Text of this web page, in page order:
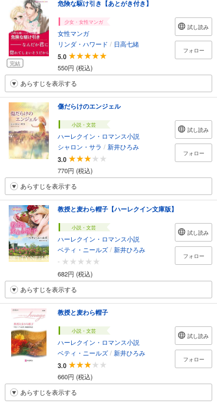
完結
危険な駆け引き【あとがき付き】
少女・女性マンガ
女性マンガ
リンダ・ハワード / 日高七緒
5.0
550円 (税込)
試し読み
フォロー
あらすじを表示する
傷だらけのエンジェル
小説・文芸
ハーレクイン・ロマンス小説
シャロン・サラ / 新井ひろみ
3.0
770円 (税込)
試し読み
フォロー
あらすじを表示する
教授と麦わら帽子【ハーレクイン文庫版】
小説・文芸
ハーレクイン・ロマンス小説
ベティ・ニールズ / 新井ひろみ
-
682円 (税込)
試し読み
フォロー
あらすじを表示する
教授と麦わら帽子
小説・文芸
ハーレクイン・ロマンス小説
ベティ・ニールズ / 新井ひろみ
3.0
660円 (税込)
試し読み
フォロー
あらすじを表示する